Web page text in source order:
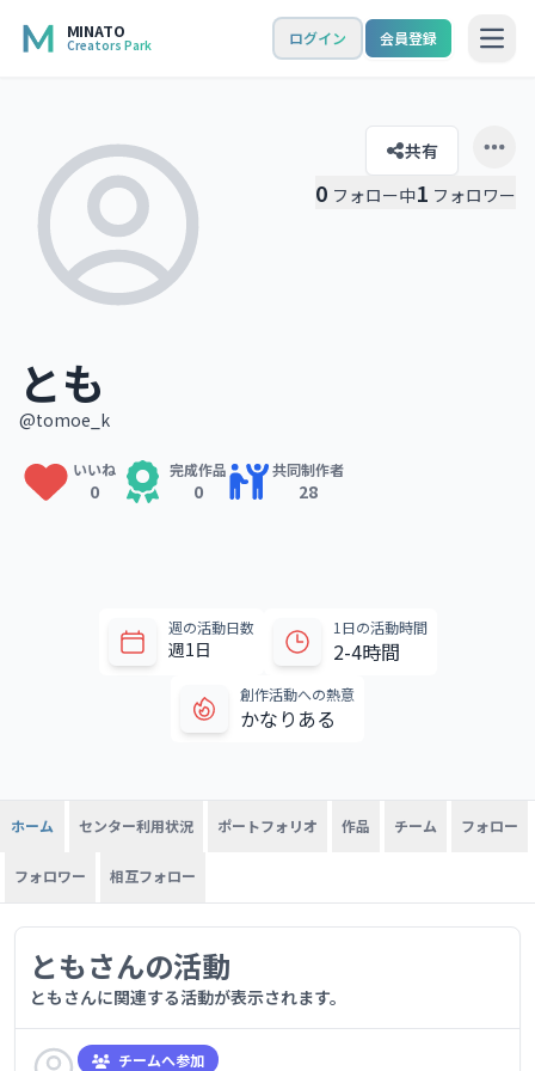
MINATO
Creators Park ログイン 会員登録
とも
@tomoe_k
いいね
0
完成作品
0
共同制作者
28
共有
0 フォロー中1 フォロワー
週の活動日数
週1日
1日の活動時間
2-4時間
創作活動への熱意
かなりある
ホーム センター利用状況 ポートフォリオ 作品 チーム フォロー
フォロワー 相互フォロー
ともさんの活動
ともさんに関連する活動が表示されます。
チームへ参加